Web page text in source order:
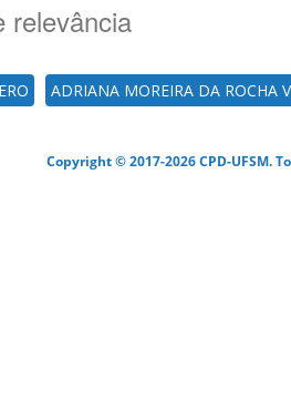
relevância
ADRIANA MOREIRA DA ROCHA
Copyright © 2017-2026 CPD-UFSM.